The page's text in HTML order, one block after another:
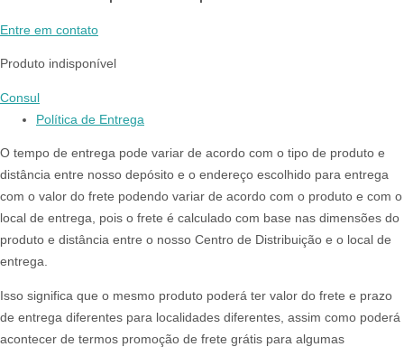
Entre em contato
Produto indisponível
Consul
Política de Entrega
O tempo de entrega pode variar de acordo com o tipo de produto e
distância entre nosso depósito e o endereço escolhido para entrega
com o valor do frete podendo variar de acordo com o produto e com o
local de entrega, pois o frete é calculado com base nas dimensões do
produto e distância entre o nosso Centro de Distribuição e o local de
entrega.
Isso significa que o mesmo produto poderá ter valor do frete e prazo
de entrega diferentes para localidades diferentes, assim como poderá
acontecer de termos promoção de frete grátis para algumas